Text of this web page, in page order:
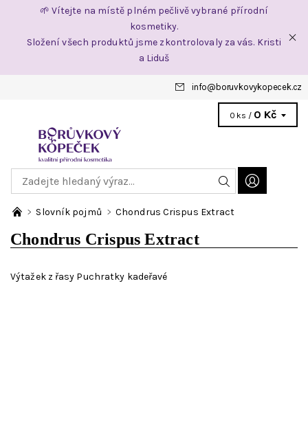
🌱 Vítejte na místě plném pečlivě vybrané přírodní
kosmetiky.
Složení všech produktů jsme zkontrolovaly za vás. Kristi
a Liduš
info@ boruvkovykopecek.cz
0 ks / 0 Kč
Slovník pojmů Chondrus Crispus Extract
Chondrus Crispus Extract
Výtažek z řasy Puchratky kadeřavé